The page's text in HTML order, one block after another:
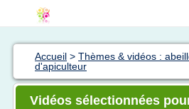
Accueil > Thèmes & vidéos :
d'apiculteur
Vidéos sélectionnées